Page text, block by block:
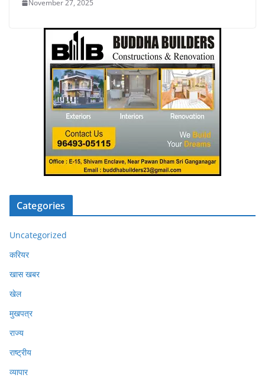
November 27, 2025
Categories
Uncategorized
करियर
खास खबर
खेल
मुखपत्र
राज्य
राष्ट्रीय
व्यापार